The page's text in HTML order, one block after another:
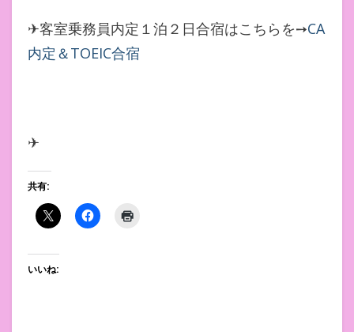
✈客室乗務員内定１泊２日合宿はこちらを➙CA
内定＆TOEIC合宿
✈
共有:
いいね: